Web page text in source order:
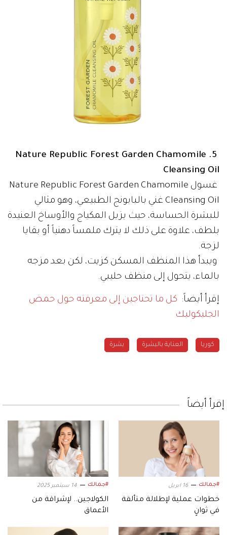
5. Nature Republic Forest Garden Chamomile
Cleansing Oil
غسول Nature Republic Forest Garden Chamomile
Cleansing Oil غني بالبابونج الطبيعي، وهو مثالي
للبشرة الحساسة، حيث يزيل المكياج والأوساخ العنيدة
بلطف، علاوة على ذلك لا يترك ملمساً دهنياً أو بقايا
لزجة.
ويبدأ هذا المنظف المسكن كزيت، لكن بعد مزجه
بالماء، يتحول إلى منظف حليبي.
إقرأ أيضاً: كل ما تحتاجين إلى معرفته حول حمض
الجليكوليك
كوريا العناية بالبشرة بشرة
إقرأ أيضاً
#جمالك 16 ابريل
خطوات عملية لإطلالة متألقة
في ثوانٍ
#جمالك 14 سبتمبر 2025
الكولاجين.. لإشراقة من
الأعماق